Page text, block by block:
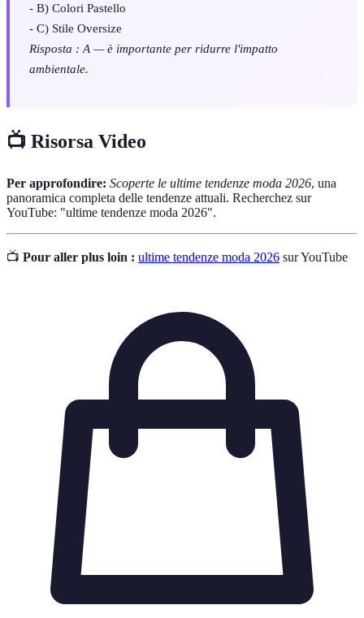
- B) Colori Pastello
- C) Stile Oversize
Risposta : A — è importante per ridurre l'impatto
ambientale.
📺 Risorsa Video
Per approfondire: Scoperte le ultime tendenze moda 2026, una
panoramica completa delle tendenze attuali. Recherchez sur
YouTube: "ultime tendenze moda 2026".
📺 Pour aller plus loin : ultime tendenze moda 2026 sur YouTube